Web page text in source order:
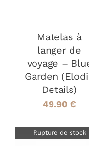
Matelas à
langer de
voyage –
Garden
Details)
49.90 €
Rupture de stock